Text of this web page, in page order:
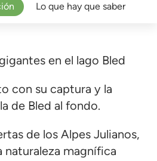
Lo que hay que saber
en el lago Bled
con su captura y la
de Bled al fondo.
de los Alpes Julianos,
naturaleza magnífica